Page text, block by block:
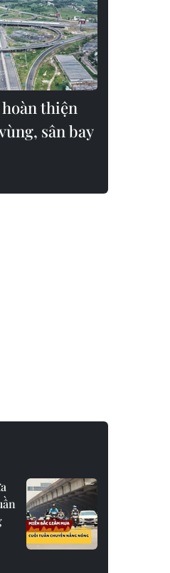
thiện
sân bay